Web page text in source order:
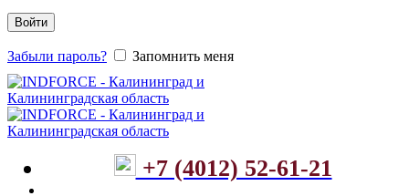
Войти
Забыли пароль? Запомнить меня
+7 (4012) 52-61-21